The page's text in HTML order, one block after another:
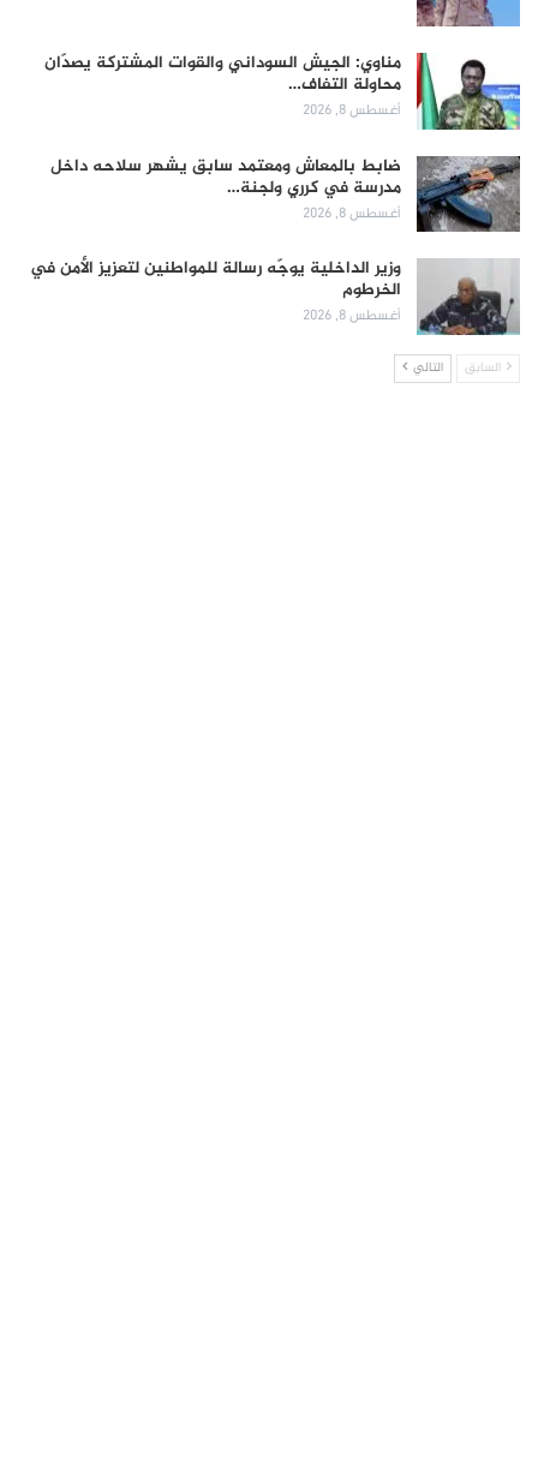
مناوي: الجيش السوداني والقوات المشتركة يصدّان
محاولة التفاف…
أغسطس 8, 2026
ضابط بالمعاش ومعتمد سابق يشهر سلاحه داخل
مدرسة في كرري ولجنة…
أغسطس 8, 2026
وزير الداخلية يوجّه رسالة للمواطنين لتعزيز الأمن في
الخرطوم
أغسطس 8, 2026
السابق التالي